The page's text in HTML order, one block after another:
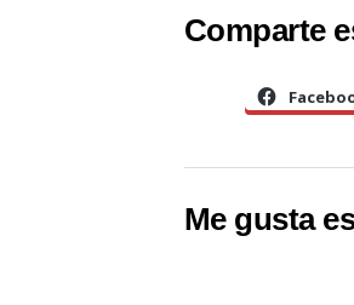
Comparte
Me gusta